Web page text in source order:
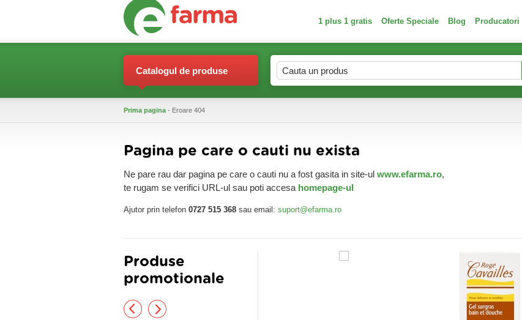
1 plus 1 gratis Oferte Speciale Blog Producatori
Catalogul de produse
Prima pagina - Eroare 404
Pagina pe care o cauti nu exista
Ne pare rau dar pagina pe care o cauti nu a fost gasita in site-ul www.efarma.ro,
te rugam se verifici URL-ul sau poti accesa homepage-ul
Ajutor prin telefon 0727 515 368 sau email: suport@efarma.ro
Produse
promotionale